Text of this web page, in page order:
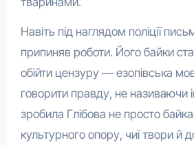
Навіть під наглядом поліції
припиняв роботи. Його байки
обійти цензуру — езопівська
говорити правду, не називаючи
зробила Глібова не просто
культурного опору, чиї твори й